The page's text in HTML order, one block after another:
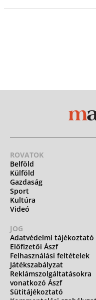
ROVATOK
Belföld
Külföld
Gazdaság
Sport
Kultúra
Videó
JOG
Adatvédelmi tájékoztató
Előfizetői Ászf
Felhasználási feltételek
Játékszabályzat
Reklámszolgáltatásokra
vonatkozó Ászf
Sütitájékoztató